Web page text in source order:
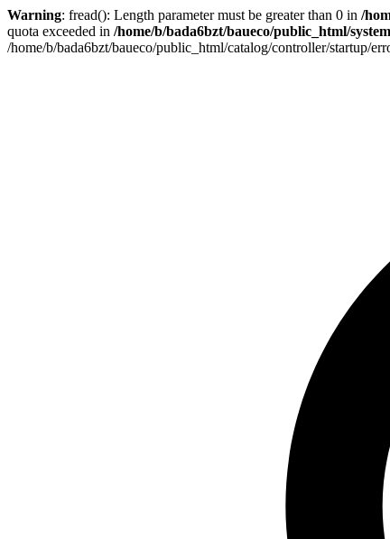
Warning: fread(): Length parameter must be greater than 0 in /
quota exceeded in /home/b/bada6bzt/baueco/public_html/
/home/b/bada6bzt/baueco/public_html/catalog/controller/startup/